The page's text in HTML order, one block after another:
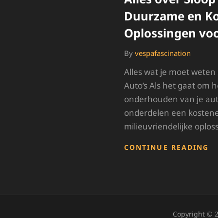
Duurzame en
Oplossingen
By vespafascination
Alles wat je moet
Auto’s Als het gaat om
onderhouden van je
onderdelen een
milieuvriendelijke
CONTINUE READING
Copyright ©